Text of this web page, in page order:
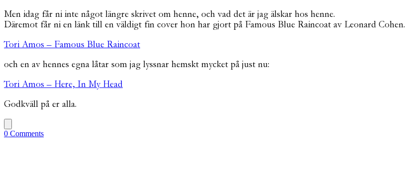
Men idag får ni inte något längre skrivet om henne, och vad det är jag älskar hos henne.
Däremot får ni en länk till en väldigt fin cover hon har gjort på Famous Blue Raincoat av Leonard Cohen.
Tori Amos – Famous Blue Raincoat
och en av hennes egna låtar som jag lyssnar hemskt mycket på just nu:
Tori Amos – Here, In My Head
Godkväll på er alla.
0 Comments